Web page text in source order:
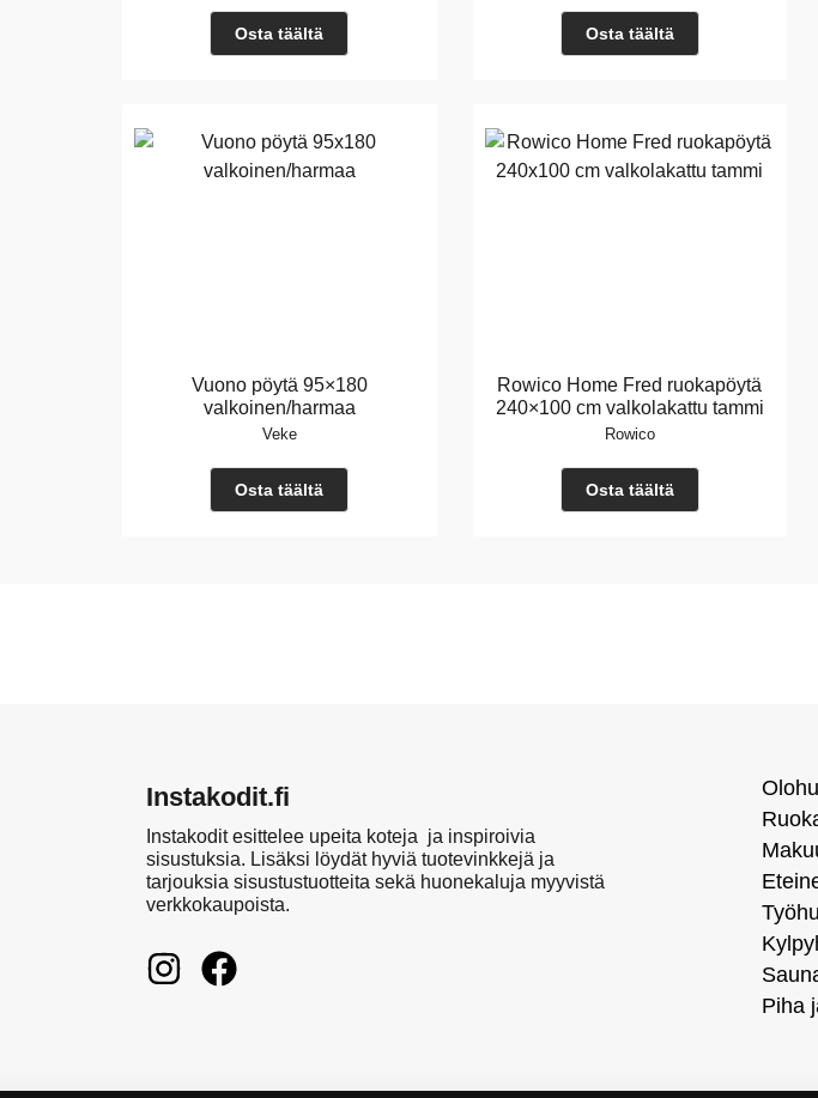
Osta täältä Osta täältä
Vuono pöytä 95×180
valkoinen/harmaa
Veke
Osta täältä
Rowico Home Fred ruokapöytä
240×100 cm valkolakattu tammi
Rowico
Osta täältä
Instakodit.fi
Instakodit esittelee upeita koteja ja inspiroivia
sisustuksia. Lisäksi löydät hyviä tuotevinkkejä ja
tarjouksia sisustustuotteita sekä huonekaluja myyvistä
verkkokaupoista.
Piha